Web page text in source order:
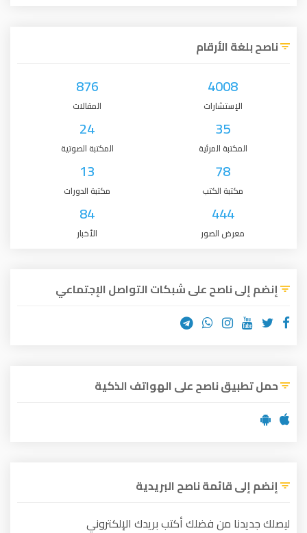
ناصح بلغة الأرقام
4008
الإستشارات
876
المقالات
35
المكتبة المرئية
24
المكتبة الصوتية
78
مكتبة الكتب
13
مكتبة الدورات
444
معرض الصور
84
الأخبار
إنضم إلى ناصح على شبكات التواصل الإجتماعي
حمل تطبيق ناصح على الهواتف الذكية
إنضم إلى قائمة ناصح البريدية
ليصلك جديدنا من فضلك أكتب بريدك الإلكتروني